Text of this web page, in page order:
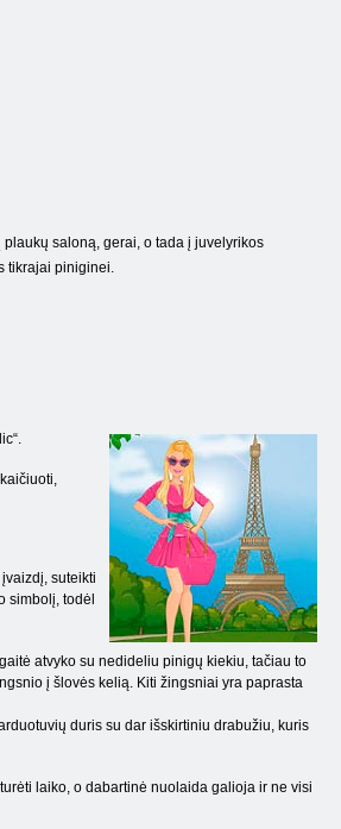
saloną, gerai, o tada į juvelyrikos
tikrajai piniginei.
suteikti
simbolį, todėl
atvyko su nedideliu pinigų kiekiu, tačiau to
į šlovės kelią. Kiti žingsniai yra paprasta
duris su dar išskirtiniu drabužiu, kuris
laiko, o dabartinė nuolaida galioja ir ne visi